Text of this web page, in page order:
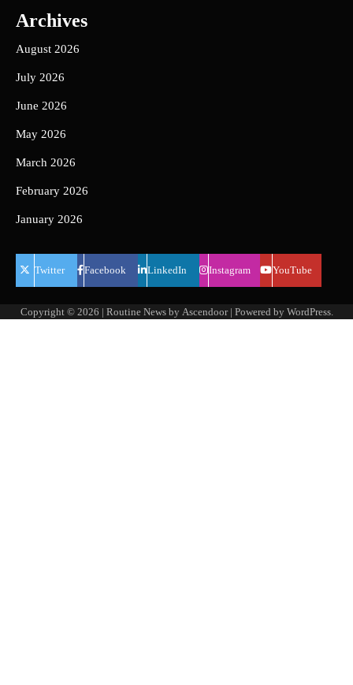
Archives
August 2026
July 2026
June 2026
May 2026
March 2026
February 2026
January 2026
Twitter Facebook LinkedIn Instagram YouTube
Copyright © 2026 | Routine News by Ascendoor| Powered by WordPress.